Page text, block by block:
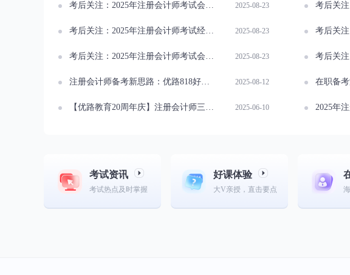
考后关注：2025年注册会计师考试会计(第二场)真题及答案 2025-08-23 考后关注：
考后关注：2025年注册会计师考试经济法真题及答案 2025-08-23 考后关注：
考后关注：2025年注册会计师考试会计(第一场)真题及答案 2025-08-23 考后关注：
注册会计师备考新思路：优路818好课节助你通关 2025-08-12 在职备考注会没
【优路教育20周年庆】注册会计师三重福利等你来领！ 2025-06-10 2025年注册会
考试资讯
考试热点及时掌握
好课体验
大V亲授，直击要点